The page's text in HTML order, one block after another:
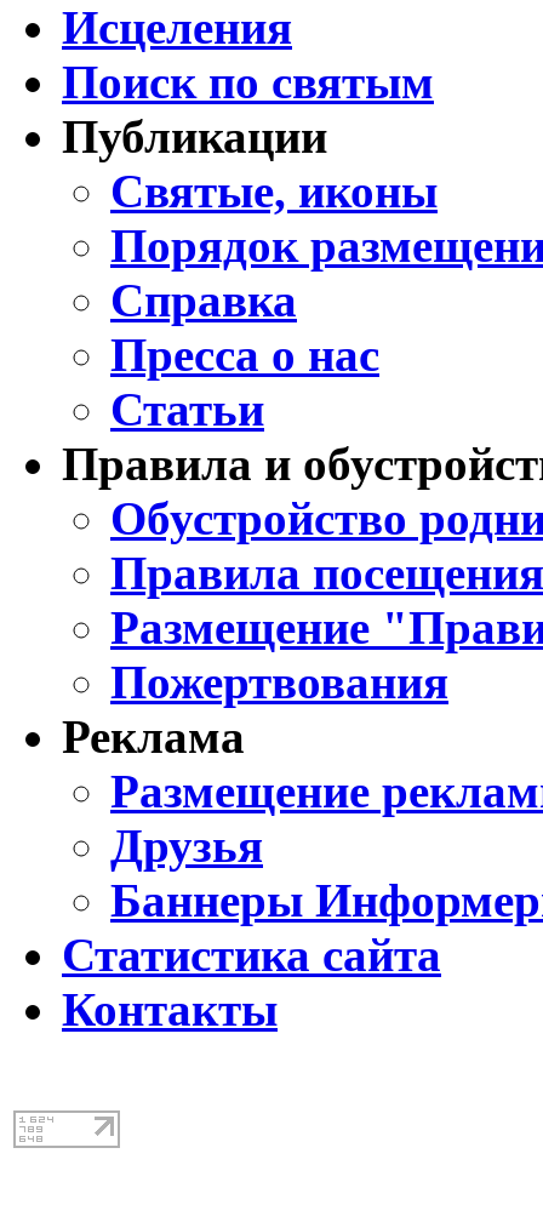
Исцеления
Поиск по святым
Публикации
Святые, иконы
Порядок
Справка
Пресса о нас
Статьи
Правила и
Обустройство
Правила
Размещение
Пожертвования
Реклама
Размещение
Друзья
Баннеры
Статистика сайта
Контакты